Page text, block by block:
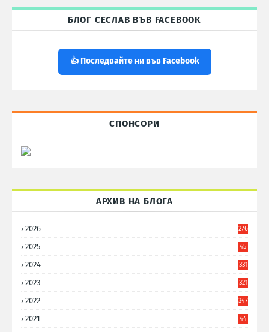
БЛОГ СЕСЛАВ ВЪВ FACEBOOK
👍 Последвайте ни във Facebook
СПОНСОРИ
АРХИВ НА БЛОГА
2026 276
2025
45
2024 331
2023 321
2022 347
2021
44